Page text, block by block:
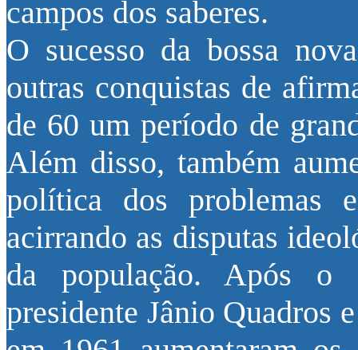
campos dos saberes.
O sucesso da bossa
outras conquistas de
de 60 um período de
Além disso, também
política dos problemas
acirrando as disputas
da população. Após o
presidente Jânio Quadros